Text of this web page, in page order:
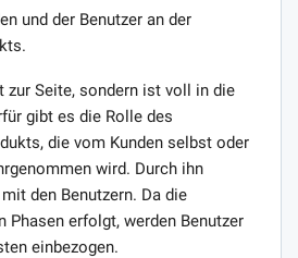
und der Benutzer an der
zur Seite, sondern ist voll in die
gibt es die Rolle des
die vom Kunden selbst oder
wird. Durch ihn
den Benutzern. Da die
Phasen erfolgt, werden Benutzer
einbezogen.